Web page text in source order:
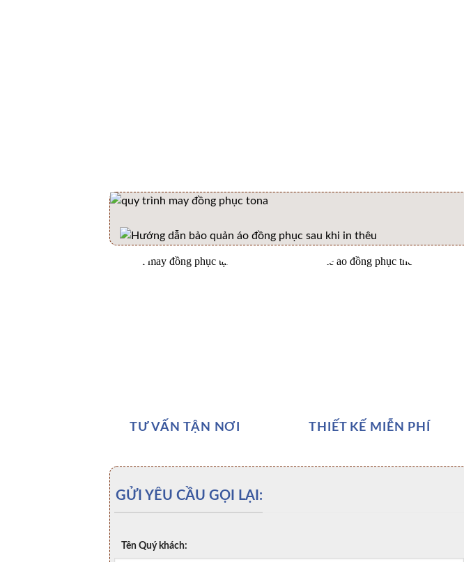
TƯ VẤN TẬN NƠI THIẾT KẾ MIỄN PHÍ
GỬI YÊU CẦU GỌI LẠI:
Tên Quý khách: